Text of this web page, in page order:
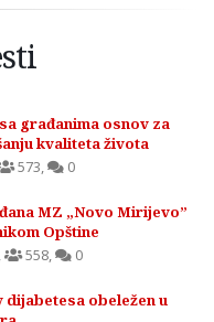
građanima osnov za
kvaliteta života
573, 0
MZ „Novo Mirijevo”
Opštine
558, 0
obeležen u